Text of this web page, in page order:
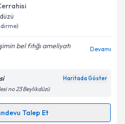
bel fıtığı ameliyatı
Devamı
Haritada Göster
no 23 Beylikdüzü
Talep Et
Talebi